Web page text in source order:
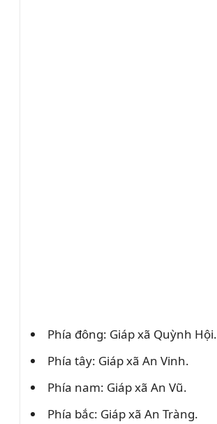
Phía đông: Giáp xã Quỳnh Hội.
Phía tây: Giáp xã An Vinh.
Phía nam: Giáp xã An Vũ.
Phía bắc: Giáp xã An Tràng.